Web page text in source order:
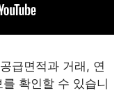
급면적과 거래, 연
확인할 수 있습니